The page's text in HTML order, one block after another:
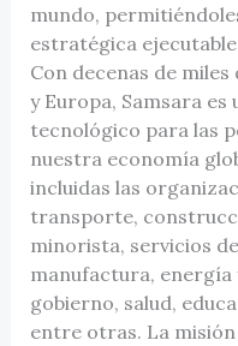
mundo,
estratégica
Con decenas de
y Europa, Samsara
tecnológico para las
nuestra economía
incluidas las
transporte,
minorista, servicios
manufactura, energía
gobierno, salud,
entre otras. La